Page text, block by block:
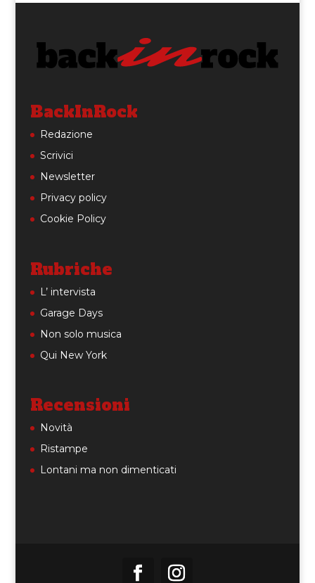
BackInRock
Redazione
Scrivici
Newsletter
Privacy policy
Cookie Policy
Rubriche
L’ intervista
Garage Days
Non solo musica
Qui New York
Recensioni
Novità
Ristampe
Lontani ma non dimenticati